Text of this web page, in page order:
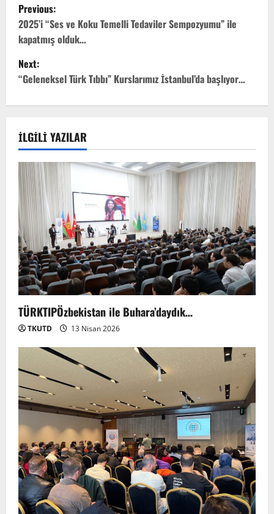
Previous:
2025’i “Ses ve Koku Temelli Tedaviler Sempozyumu” ile
kapatmış olduk…
Next:
“Geleneksel Türk Tıbbı” Kurslarımız İstanbul’da başlıyor…
İLGILI YAZILAR
TÜRKTIPÖzbekistan ile Buhara’daydık…
TKUTD 13 Nisan 2026
2
Anadolu’dan Orta Asya’ya Bilimsel İş
Birliği Zirvesi – Ağrı Tedavisinde
Uzmanlığı Buluşturmak: Türk Dünyası
Sempozyumu
3 Ağustos 2026